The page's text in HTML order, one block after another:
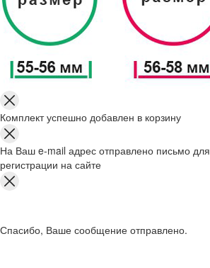
Комплект успешно добавлен в корзину
На Ваш e-mail адрес отправлено письмо
регистрации на сайте
Спасибо, Ваше сообщение отправлено.